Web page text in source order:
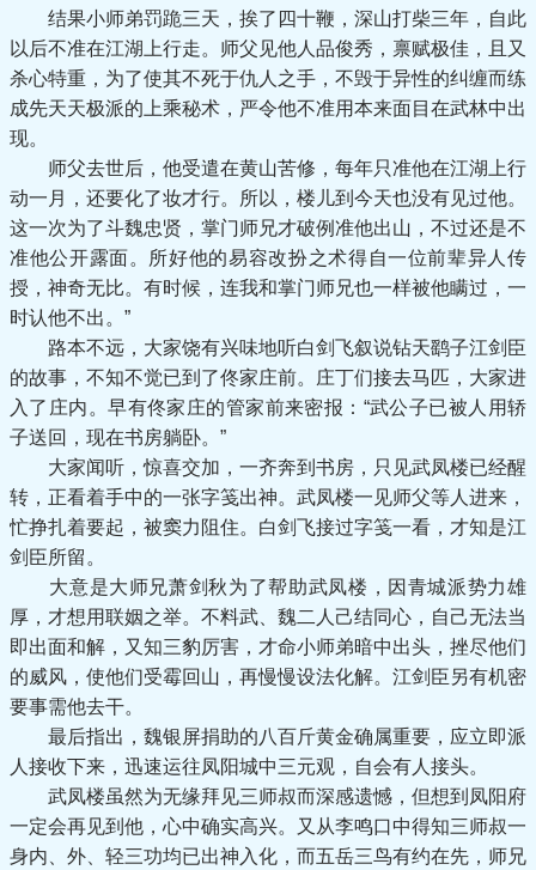
结果小师弟罚跪三天，挨了四十鞭，深山打柴三年，自此
以后不准在江湖上行走。师父见他人品俊秀，禀赋极佳，且又
杀心特重，为了使其不死于仇人之手，不毁于异性的纠缠而练
成先天天极派的上乘秘术，严令他不准用本来面目在武林中出
现。
师父去世后，他受遣在黄山苦修，每年只准他在江湖上行
动一月，还要化了妆才行。所以，楼儿到今天也没有见过他。
这一次为了斗魏忠贤，掌门师兄才破例准他出山，不过还是不
准他公开露面。所好他的易容改扮之术得自一位前辈异人传
授，神奇无比。有时候，连我和掌门师兄也一样被他瞒过，一
时认他不出。”
路本不远，大家饶有兴味地听白剑飞叙说钻天鹞子江剑臣
的故事，不知不觉已到了佟家庄前。庄丁们接去马匹，大家进
入了庄内。早有佟家庄的管家前来密报：“武公子已被人用轿
子送回，现在书房躺卧。”
大家闻听，惊喜交加，一齐奔到书房，只见武凤楼已经醒
转，正看着手中的一张字笺出神。武凤楼一见师父等人进来，
忙挣扎着要起，被窦力阻住。白剑飞接过字笺一看，才知是江
剑臣所留。
大意是大师兄萧剑秋为了帮助武凤楼，因青城派势力雄
厚，才想用联姻之举。不料武、魏二人己结同心，自己无法当
即出面和解，又知三豹厉害，才命小师弟暗中出头，挫尽他们
的威风，使他们受霉回山，再慢慢设法化解。江剑臣另有机密
要事需他去干。
最后指出，魏银屏捐助的八百斤黄金确属重要，应立即派
人接收下来，迅速运往凤阳城中三元观，自会有人接头。
武凤楼虽然为无缘拜见三师叔而深感遗憾，但想到凤阳府
一定会再见到他，心中确实高兴。又从李鸣口中得知三师叔一
身内、外、轻三功均已出神入化，而五岳三鸟有约在先，师兄